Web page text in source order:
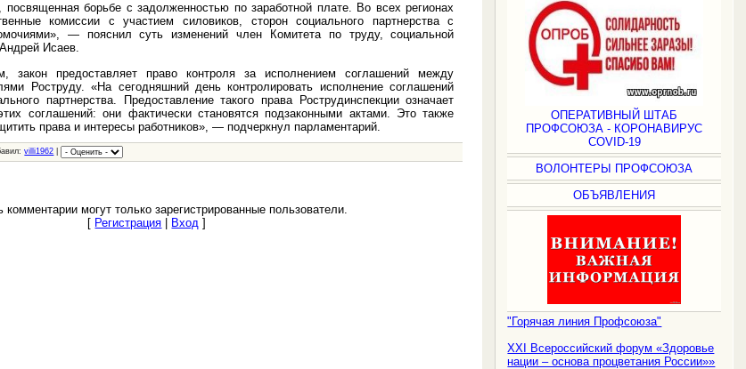
ОПЕРАТИВНЫЙ ШТАБ
ПРОФСОЮЗА - КОРОНАВИРУС
COVID-19
ВОЛОНТЕРЫ ПРОФСОЮЗА
ОБЪЯВЛЕНИЯ
"Горячая линия Профсоюза"
XXI Всероссийский форум «Здоровье
нации – основа процветания России»»
борьбе с задолженностью по заработной плате. Во всех регионах
комиссии с участием силовиков, сторон социального партнерства с
— пояснил суть изменений член Комитета по труду, социальной
Исаев.
закон предоставляет право контроля за исполнением соглашений между
Роструду. «На сегодняшний день контролировать исполнение соглашений
партнерства. Предоставление такого права Рострудинспекции означает
соглашений: они фактически становятся подзаконными актами. Это также
права и интересы работников», — подчеркнул парламентарий.
villi1962
комментарии могут только зарегистрированные пользователи.
[ Регистрация Вход ]